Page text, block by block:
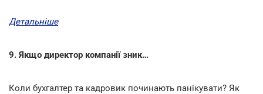
Детальніше
9. Якщо директор компанії зник…
Коли бухгалтер та кадровик починають панікувати? Як